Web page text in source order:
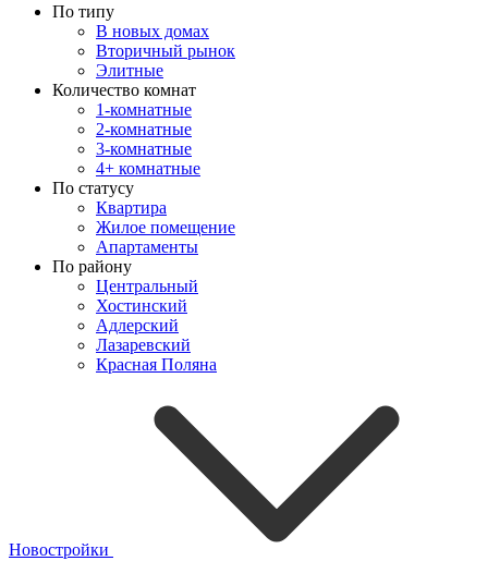
По типу
В новых домах
Вторичный рынок
Элитные
Количество комнат
1-комнатные
2-комнатные
3-комнатные
4+ комнатные
По статусу
Квартира
Жилое помещение
Апартаменты
По району
Центральный
Хостинский
Адлерский
Лазаревский
Красная Поляна
Новостройки